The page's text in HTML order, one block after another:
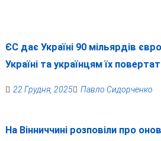
ЄС дає Україні 90 мільярдів
Україні та українцям їх
22 Грудня, 2025 Павло Сидорченко
На Вінниччині розповіли про